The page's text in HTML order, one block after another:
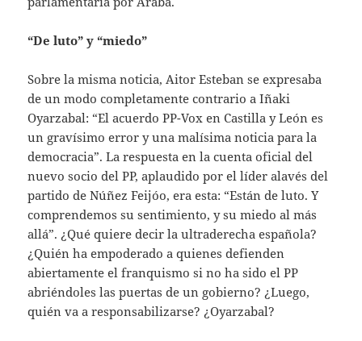
“De luto” y “miedo”
Sobre la misma noticia, Aitor Esteban se expresaba
de un modo completamente contrario a Iñaki
Oyarzabal: “El acuerdo PP-Vox en Castilla y León es
un gravísimo error y una malísima noticia para la
democracia”. La respuesta en la cuenta oficial del
nuevo socio del PP, aplaudido por el líder alavés del
partido de Núñez Feijóo, era esta: “Están de luto. Y
comprendemos su sentimiento, y su miedo al más
allá”. ¿Qué quiere decir la ultraderecha española?
¿Quién ha empoderado a quienes defienden
abiertamente el franquismo si no ha sido el PP
abriéndoles las puertas de un gobierno? ¿Luego,
quién va a responsabilizarse? ¿Oyarzabal?